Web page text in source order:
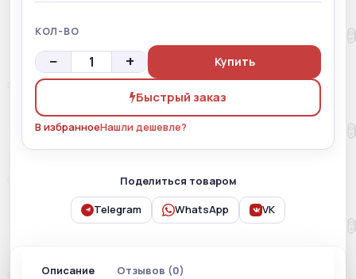
КОЛ-ВО
− + Купить
Быстрый заказ
В избранноеНашли дешевле?
Поделиться товаром
Telegram WhatsApp VK
Описание Отзывов (0)